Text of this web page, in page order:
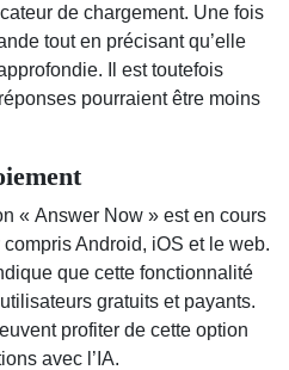
de chargement. Une fois
tout en précisant qu’elle
Il est toutefois
pourraient être moins
« Answer Now » est en cours
Android, iOS et le web.
que cette fonctionnalité
gratuits et payants.
profiter de cette option
avec l’IA.